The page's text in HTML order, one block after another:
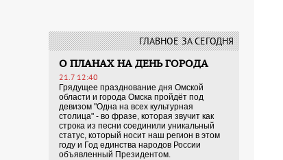
ГЛАВНОЕ ЗА СЕГОДНЯ
О ПЛАНАХ НА ДЕНЬ ГОРОДА
21.7 12:40
Грядущее празднование дня Омской
области и города Омска пройдёт под
девизом "Одна на всех культурная
столица" - во фразе, которая звучит как
строка из песни соединили уникальный
статус, который носит наш регион в этом
году и Год единства народов России
объявленный Президентом.